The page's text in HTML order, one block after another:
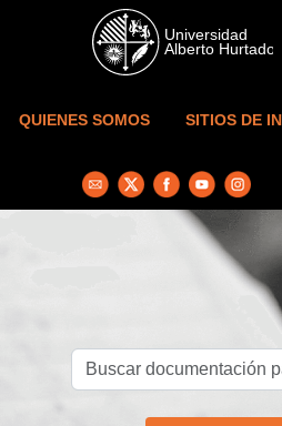
Skip to main content
QUIENES SOMOS SITIOS DE